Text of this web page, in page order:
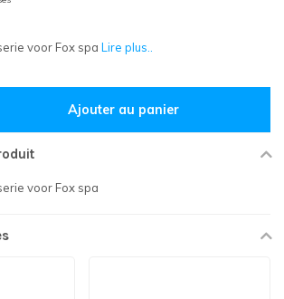
voor Fox spa Lire plus..
Ajouter au panier
voor Fox spa